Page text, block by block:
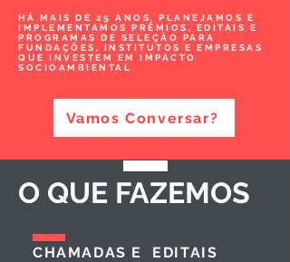
HÁ MAIS DE 25 ANOS, PLANEJAMOS E
IMPLEMENTAMOS PRÊMIOS, EDITAIS E
PROGRAMAS DE SELEÇÃO PARA
FUNDAÇÕES, INSTITUTOS E EMPRESAS
QUE INVESTEM EM IMPACTO
SOCIOAMBIENTAL
Vamos Conversar?
O QUE FAZEMOS
CHAMADAS E EDITAIS